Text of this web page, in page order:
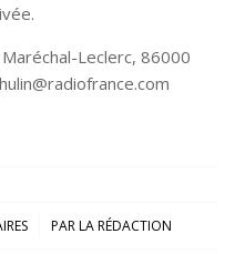
Leclerc, 86000
PARLA RÉDACTION